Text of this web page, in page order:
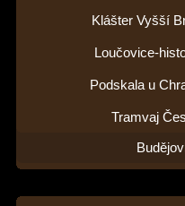
Klášter Vyšší
Loučovice-
Podskala u
Tramvaj